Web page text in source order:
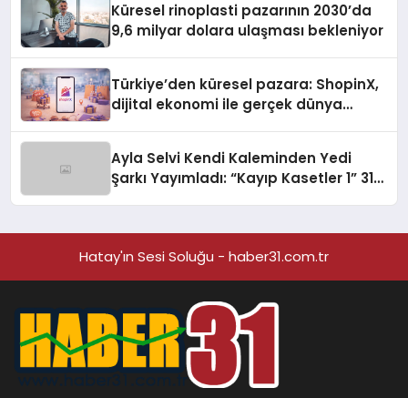
Küresel rinoplasti pazarının 2030’da
9,6 milyar dolara ulaşması bekleniyor
Türkiye’den küresel pazara: ShopinX,
dijital ekonomi ile gerçek dünya
Ayla Selvi Kendi Kaleminden Yedi
Şarkı Yayımladı: “Kayıp Kasetler 1” 31
Hatay'ın Sesi Soluğu - haber31.com.tr